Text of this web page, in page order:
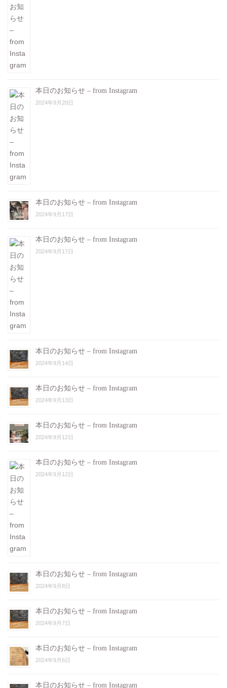
本日のお知らせ – from Instagram
2024年9月20日
本日のお知らせ – from Instagram
2024年9月17日
本日のお知らせ – from Instagram
2024年9月17日
本日のお知らせ – from Instagram
2024年9月14日
本日のお知らせ – from Instagram
2024年9月13日
本日のお知らせ – from Instagram
2024年9月12日
本日のお知らせ – from Instagram
2024年9月12日
本日のお知らせ – from Instagram
2024年9月8日
本日のお知らせ – from Instagram
2024年9月7日
本日のお知らせ – from Instagram
2024年9月6日
本日のお知らせ – from Instagram